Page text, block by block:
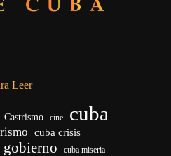
Leer
Castrismo cine cuba
cuba crisis
gobierno cuba miseria